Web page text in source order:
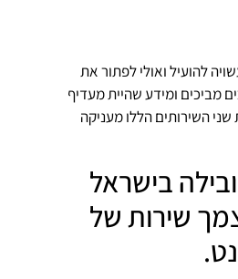
להועיל ואולי לפתור את
מביכים ומידע שהיית מעדיף
השירותים הללו מעניקה
בישראל
שירות של